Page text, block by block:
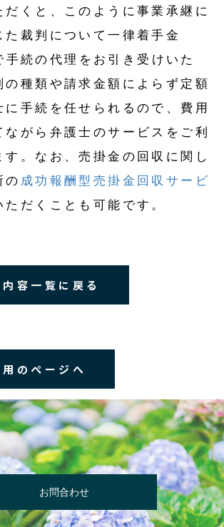
だくと、このように事業承継に
た裁判について一律着手金
続の代理をお引き受けいた
の種類や請求金額によらず定額
に手続を任せられるので、費用
ながら弁護士のサービスをご利
す。なお、売掛金の回収に関し
の 成功報酬型売掛金回収サービ
ただくことも可能です。
容一覧に戻る
のページへ
お問合わせ